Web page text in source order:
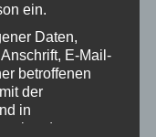
ein.
Daten,
E-Mail-
betroffenen
der
in